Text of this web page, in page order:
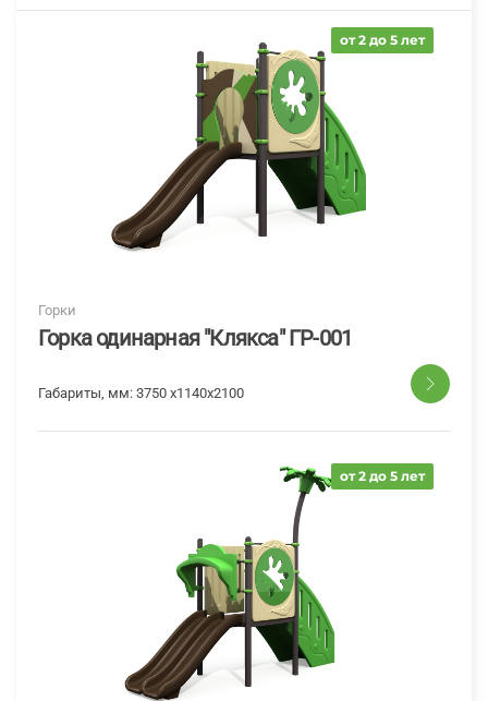
от 2 до 5 лет
Горки
Горка одинарная "Клякса" ГР-001
Габариты, мм: 3750 x1140x2100
от 2 до 5 лет